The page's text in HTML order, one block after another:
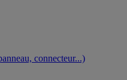
connecteur...)